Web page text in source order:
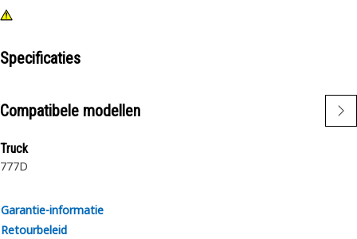
Specificaties
Compatibele modellen
Truck
777D
Garantie-informatie
Retourbeleid